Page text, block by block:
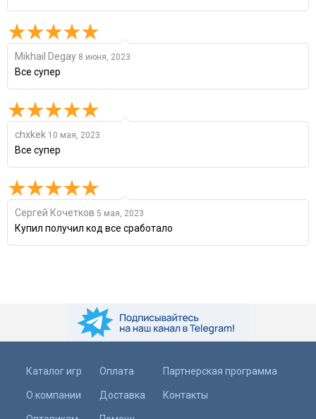
Mikhail Degay 8 июня, 2023
Все супер
chxkek 10 мая, 2023
Все супер
Сергей Кочетков 5 мая, 2023
Купил получил код все сработало
Каталог игр
О компании
Оплата
Доставка
Партнерская программа
Контакты